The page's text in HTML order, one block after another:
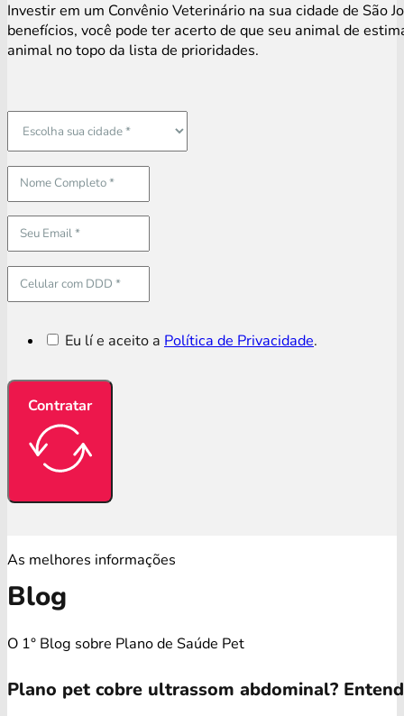
Investir em um Convênio Veterinário na sua cidade de São
benefícios, você pode ter acerto de que seu animal de
animal no topo da lista de prioridades.
Eu lí e aceito a Política de Privacidade.
Contratar
As melhores informações
Blog
O 1° Blog sobre Plano de Saúde Pet
Plano pet cobre ultrassom abdominal?